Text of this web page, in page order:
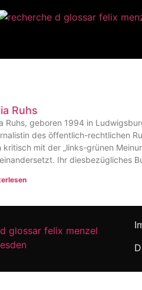
Ruhs
Ruhs, geboren 1994 in
des öffentlich-rechtlichen
kritisch mit der „links-grünen
Ihr diesbezügliches